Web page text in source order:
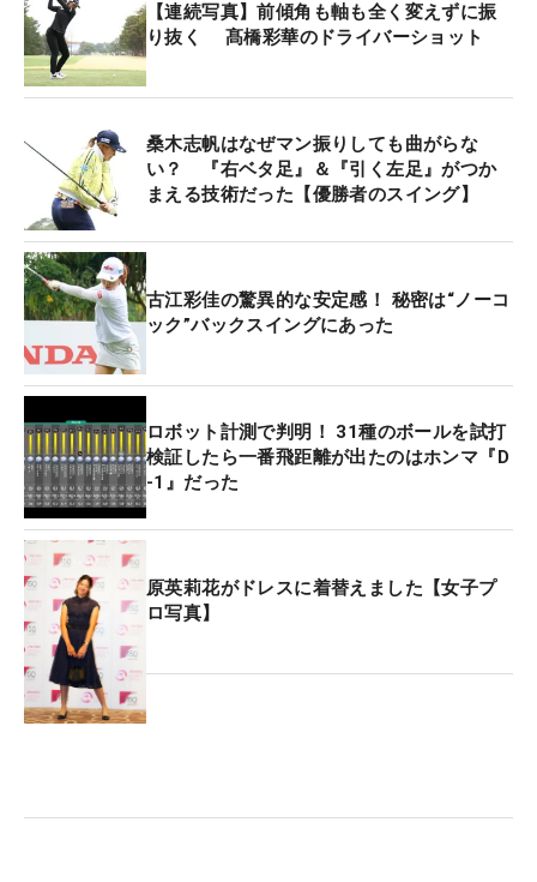
【連続写真】前傾角も軸も全く変えずに振
り抜く 髙橋彩華のドライバーショット
桑木志帆はなぜマン振りしても曲がらな
い？ 『右ベタ足』＆『引く左足』がつか
まえる技術だった【優勝者のスイング】
古江彩佳の驚異的な安定感！ 秘密は“ノーコ
ック”バックスイングにあった
ロボット計測で判明！ 31種のボールを試打
検証したら一番飛距離が出たのはホンマ『D
-1』だった
原英莉花がドレスに着替えました【女子プ
ロ写真】